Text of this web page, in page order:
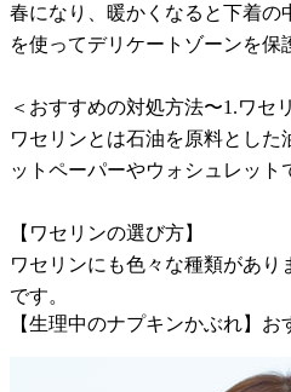
春になり、暖かくなると下着の
を使ってデリケートゾーンを保
＜おすすめの対処方法〜1.ワセ
ワセリンとは石油を原料とし
ットペーパーやウォシュレット
【ワセリンの選び方】
ワセリンにも色々な種類があ
です。
【生理中のナプキンかぶれ】